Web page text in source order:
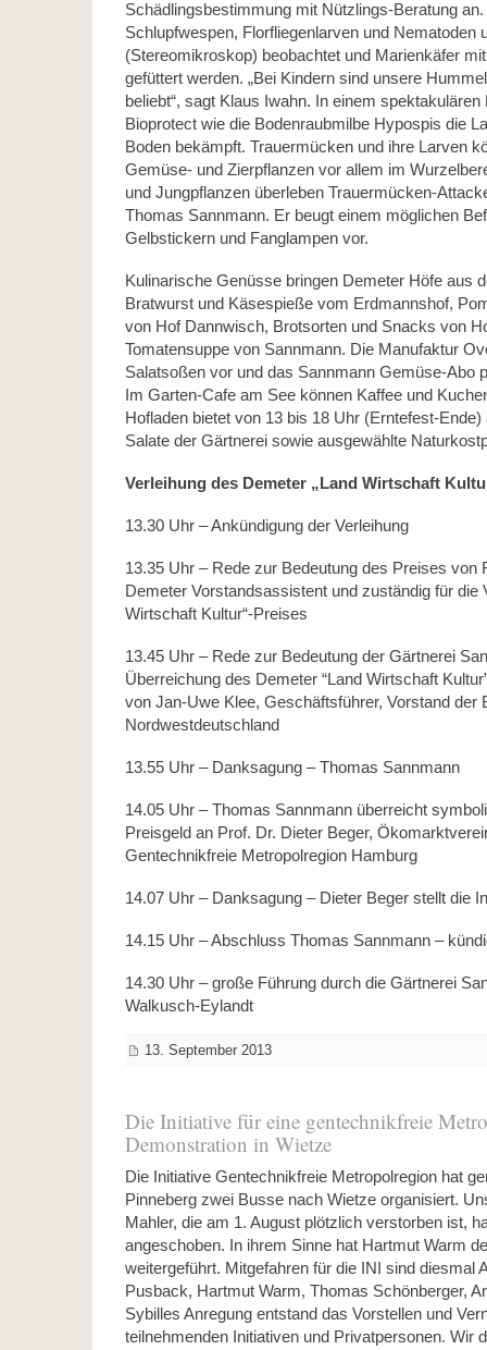
Schädlingsbestimmung mit Nützlings-Beratung
Schlupfwespen, Florfliegenlarven und Nematoden
(Stereomikroskop) beobachtet und Marienkäfer
gefüttert werden. „Bei Kindern sind unsere
beliebt“, sagt Klaus Iwahn. In einem
Bioprotect wie die Bodenraubmilbe Hypospis die
Boden bekämpft. Trauermücken und ihre Larven
Gemüse- und Zierpflanzen vor allem im
und Jungpflanzen überleben Trauermücken-
Thomas Sannmann. Er beugt einem möglichen
Gelbstickern und Fanglampen vor.
Kulinarische Genüsse bringen Demeter Höfe aus
Bratwurst und Käsespieße vom Erdmannshof,
von Hof Dannwisch, Brotsorten und Snacks von
Tomatensuppe von Sannmann. Die Manufaktur
Salatsoßen vor und das Sannmann Gemüse-Abo
Im Garten-Cafe am See können Kaffee und
Hofladen bietet von 13 bis 18 Uhr (Erntefest-
Salate der Gärtnerei sowie ausgewählte
Verleihung des Demeter „Land Wirtschaft
13.30 Uhr – Ankündigung der Verleihung
13.35 Uhr – Rede zur Bedeutung des Preises von
Demeter Vorstandsassistent und zuständig für die
Wirtschaft Kultur“-Preises
13.45 Uhr – Rede zur Bedeutung der Gärtnerei
Überreichung des Demeter “Land Wirtschaft
von Jan-Uwe Klee, Geschäftsführer, Vorstand der
Nordwestdeutschland
13.55 Uhr – Danksagung – Thomas Sannmann
14.05 Uhr – Thomas Sannmann überreicht
Preisgeld an Prof. Dr. Dieter Beger,
Gentechnikfreie Metropolregion Hamburg
14.07 Uhr – Danksagung – Dieter Beger stellt die
14.15 Uhr – Abschluss Thomas Sannmann –
14.30 Uhr – große Führung durch die Gärtnerei
Walkusch-Eylandt
13. September 2013
Die Initiative für eine gentechnikfreie
Demonstration in Wietze
Die Initiative Gentechnikfreie Metropolregion hat
Pinneberg zwei Busse nach Wietze organisiert.
Mahler, die am 1. August plötzlich verstorben ist,
angeschoben. In ihrem Sinne hat Hartmut Warm
weitergeführt. Mitgefahren für die INI sind diesmal
Pusback, Hartmut Warm, Thomas Schönberger,
Sybilles Anregung entstand das Vorstellen und
teilnehmenden Initiativen und Privatpersonen. Wir